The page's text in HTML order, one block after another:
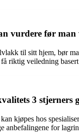
vurdere før
til sitt hjem, bør
riktig veiledning
3 stjerners
kjøpes hos
anbefalingene for